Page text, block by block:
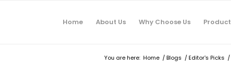
Home About Us Why Choose Us Product
You are here: Home /Blogs /Editor's Picks /